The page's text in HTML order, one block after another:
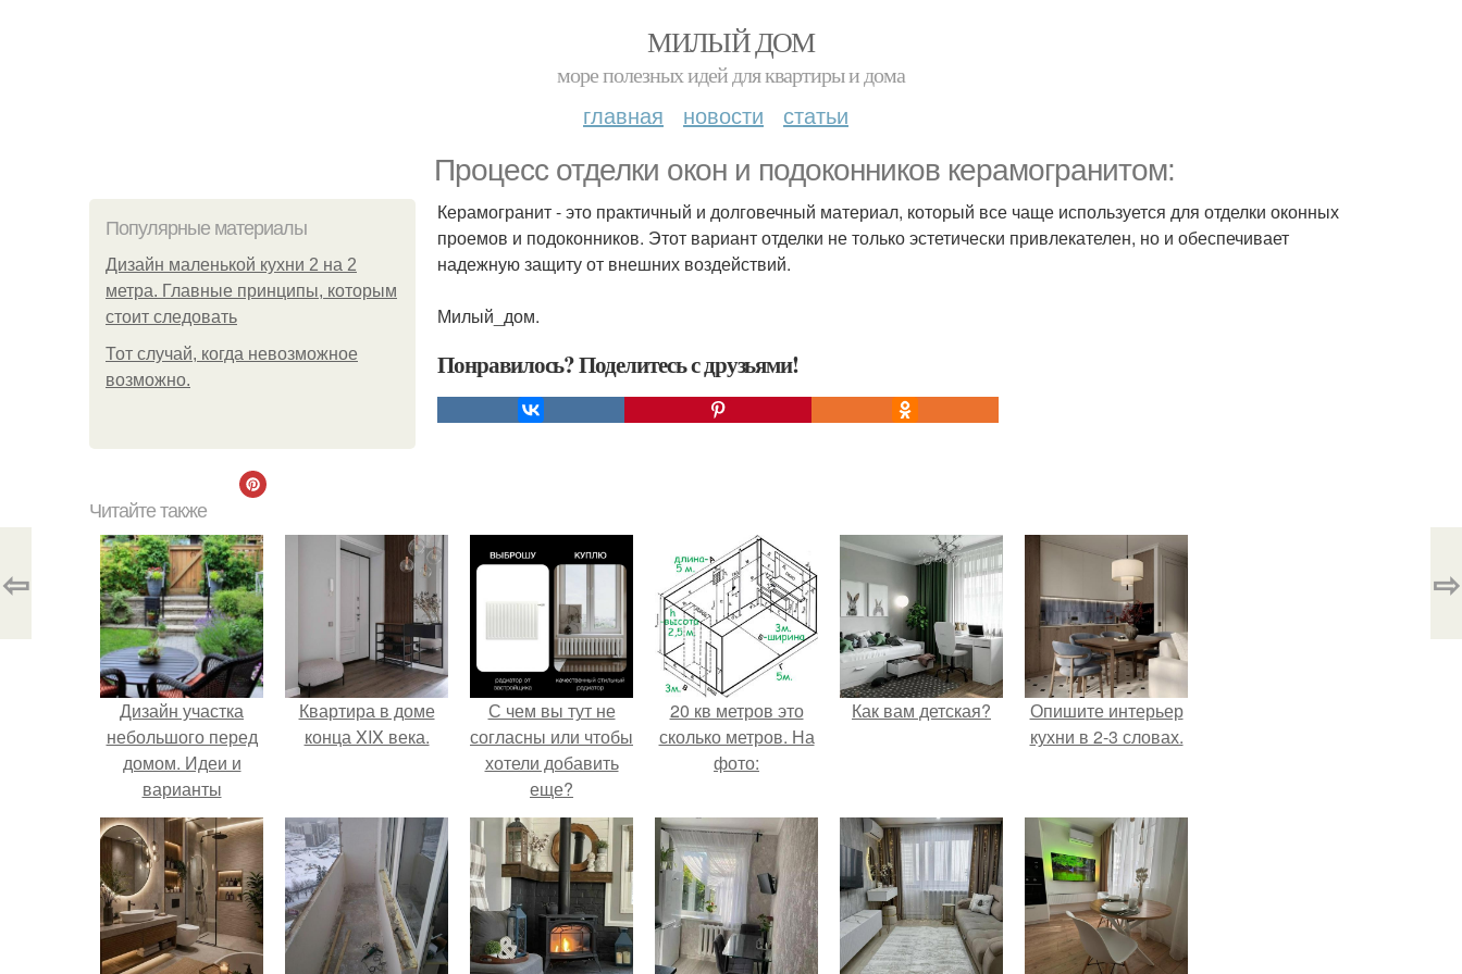
МИЛЫЙ ДОМ
море полезных идей для квартиры и дома
главная новости статьи
Процесс отделки окон и подоконников керамогранитом:
Популярные материалы
Дизайн маленькой кухни 2 на 2
метра. Главные принципы, которым
стоит следовать
Тот случай, когда невозможное
возможно.
Керамогранит - это практичный и долговечный материал, который все чаще используется для отделки оконных
проемов и подоконников. Этот вариант отделки не только эстетически привлекателен, но и обеспечивает
надежную защиту от внешних воздействий.
Милый_дом.
Понравилось? Поделитесь с друзьями!
⇦ ⇨
Читайте также
Дизайн участка
небольшого перед
домом. Идеи и
варианты
ландшафтного
дизайна на
маленьком участке
перед домом
Квартира в доме
конца XIX века.
С чем вы тут не
согласны или чтобы
хотели добавить
еще?
20 кв метров это
сколько метров. На
фото:
Как вам детская?
Опишите интерьер
кухни в 2-3 словах.